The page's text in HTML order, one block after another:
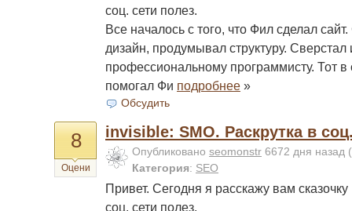
соц. сети полез.
Все началось с того, что Фил сделал
дизайн, продумывал структуру. Сверстал
профессиональному программисту. Тот в
помогал Фи подробнее »
Обсудить
8
Оцени
invisible: SMO. Раскрутка в
Опубликовано seomonstr 6672 дня назад (
Категория: SEO
Привет. Сегодня я расскажу вам
соц. сети полез.